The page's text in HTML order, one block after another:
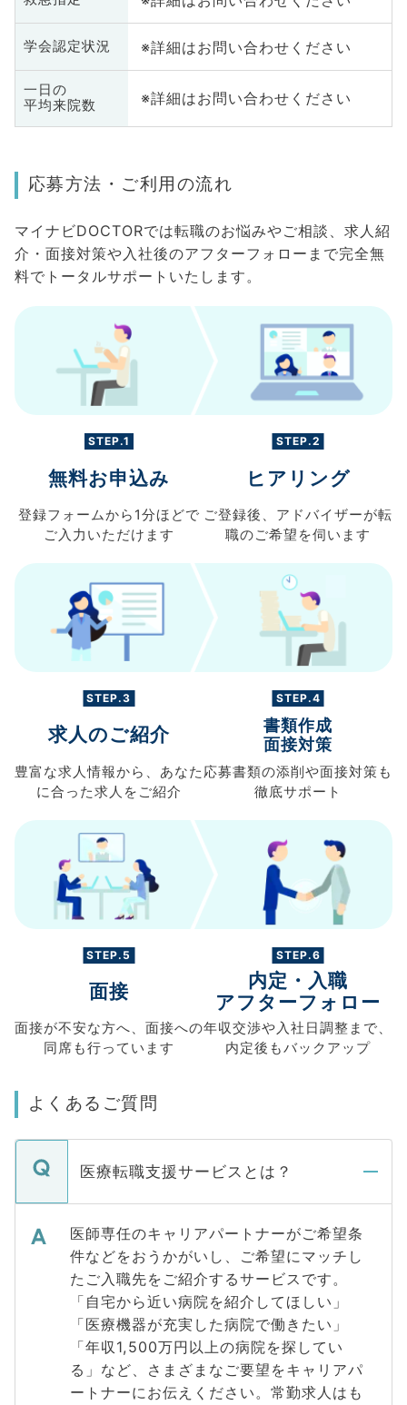
学会認定状況 ※詳細はお問い合わせください
一日の
平均来院数
※詳細はお問い合わせください
応募方法・ご利用の流れ
マイナビDOCTORでは転職のお悩みやご相談、求人紹
介・面接対策や入社後のアフターフォローまで完全無
料でトータルサポートいたします。
STEP.1
無料お申込み
登録フォームから 1分ほどで
ご入力 いただけます
STEP.2
ヒアリング
ご登録後、 アドバイザーが転
職のご希望を伺います
STEP.3
求人のご紹介
豊富な求人情報から、 あなた
に合った求人を ご紹介
STEP.4
書類作成
面接対策
応募書類の添削や面接対策も
徹底サポート
STEP.5
面接
面接が不安な方へ、 面接への
同席も行っています
STEP.6
内定・入職
アフターフォロー
年収交渉や入社日調整まで、
内定後もバックアップ
よくあるご質問
医療転職支援サービスとは？
医師専任のキャリアパートナーがご希望条
件などをおうかがいし、ご希望にマッチし
たご入職先をご紹介するサービスです。
「自宅から近い病院を紹介してほしい」
「医療機器が充実した病院で働きたい」
「年収1,500万円以上の病院を探してい
る」など、さまざまなご要望をキャリアパ
ートナーにお伝えください。常勤求人はも